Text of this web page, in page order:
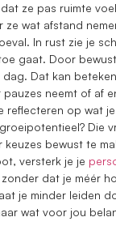
ze pas ruimte
ze wat afstand
In rust zie je
gaat. Door
dag. Dat kan
neemt of af
reflecteren op wat
Die
bewust te
versterk je je
dat je méér
je minder leiden
wat voor jou